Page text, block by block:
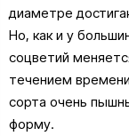
диаметре
Но, как и у
соцветий
течением
сорта очень
форму.